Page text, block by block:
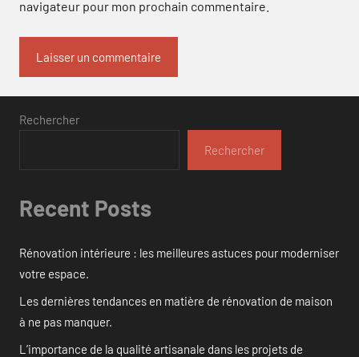
navigateur pour mon prochain commentaire.
Rechercher
Rechercher
Recent Posts
Rénovation intérieure : les meilleures astuces pour moderniser
votre espace.
Les dernières tendances en matière de rénovation de maison
à ne pas manquer.
L’importance de la qualité artisanale dans les projets de